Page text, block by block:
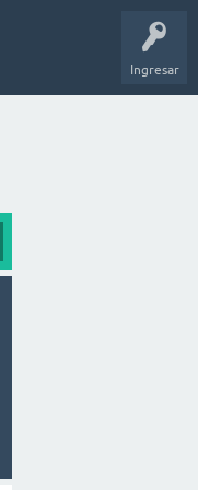
Ingresar